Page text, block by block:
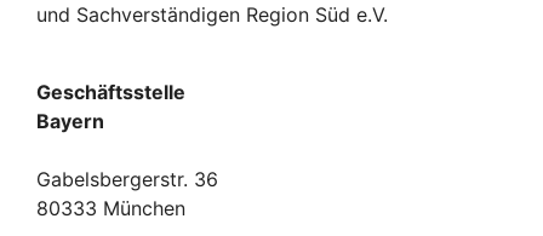
und Sachverständigen Region Süd e.V.
Geschäftsstelle
Bayern
Gabelsbergerstr. 36
80333 München